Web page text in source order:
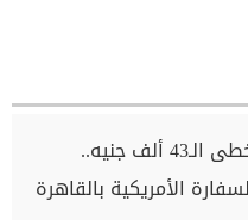
رواتب شهرية تتخطى الـ43 ألف جنيه..
الأمريكية بالقاهرة